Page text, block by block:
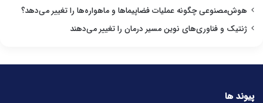
هوش‌مصنوعی چگونه عملیات فضاپیماها و ماهواره‌ها را تغییر می‌دهد؟
ژنتیک و فناوری‌های نوین مسیر درمان را تغییر می‌دهند
پیوند ها